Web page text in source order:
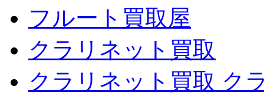
フルート買取屋
クラリネット買取
クラリネット買取 ク